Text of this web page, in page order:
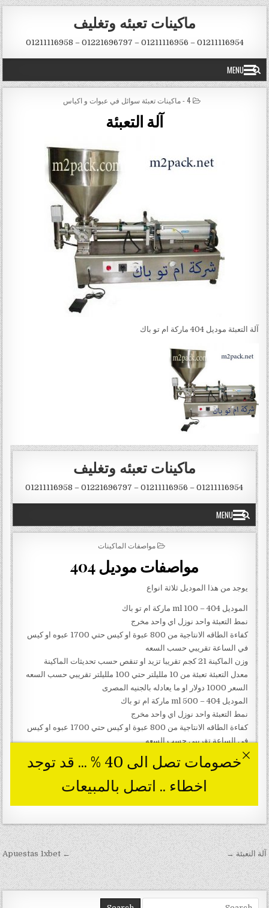
Skip to content
ماكينات تعبئه وتغليف
01211116954 – 01211116956 – 01221696797 – 01211116958
MENU
POSTED IN
4 - ماكينات تعبئة سوائل في عبوات و اكياس
آلة التعبئة
آلة التعبئة موديل 404 ماركة ام تو باك
تصفّح المقالات ← Apuestas 1xbet آلة التعبئة →
Search for: